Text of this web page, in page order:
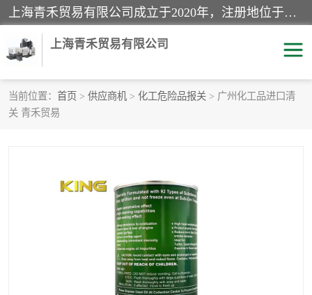
上海青禾贸易有限公司成立于2020年，注册地位于上海市宝山区。经营范围包括：机械设备、五金制品、劳防用品、电子产品、塑胶制品、家具、模具、纺织品、仪器仪表、建筑材料、装饰材料、化工产品、金属制品、机车配件等货物进出口报关、清关服务。
上海青禾贸易有限公司
当前位置： 首页 > 供应商机 > 化工危险品报关 > 广州化工品进口清
关 青禾贸易
酒类饮料报关
快递清关 进口杂货清关
机床进口清关